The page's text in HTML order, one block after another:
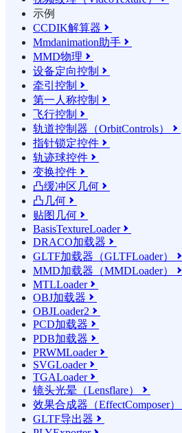
示例
CCDIK解算器 
Mmdanimation助手 
MMD物理 
设备定向控制 
牵引控制 
第一人称控制 
飞行控制 
轨道控制器（OrbitControls） 
指针锁定控件 
轨迹球控件 
变换控件 
凸缓冲区几何 
凸几何 
贴图几何 
BasisTextureLoader
DRACO加载器 
GLTF加载器（GLTFLoader） 
MMD加载器（MMDLoader） 
MTLLoader
OBJ加载器 
OBJLoader2 
PCD加载器 
PDB加载器 
PRWMLoader
SVGLoader
TGALoader
镜头光晕（Lensflare） 
效果合成器（EffectComposer）
GLTF导出器 